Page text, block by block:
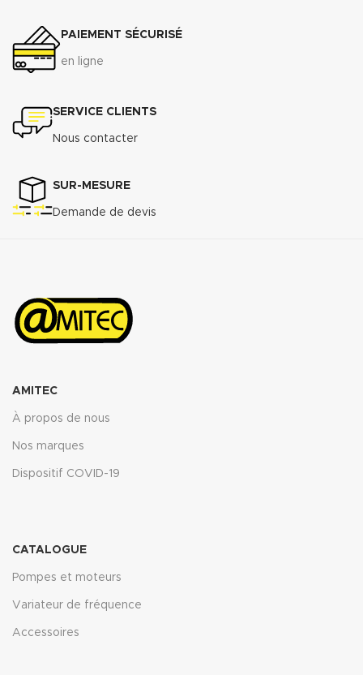
PAIEMENT SÉCURISÉ
en ligne
SERVICE CLIENTS
Nous contacter
SUR-MESURE
Demande de devis
AMITEC
À propos de nous
Nos marques
Dispositif COVID-19
CATALOGUE
Pompes et moteurs
Variateur de fréquence
Accessoires